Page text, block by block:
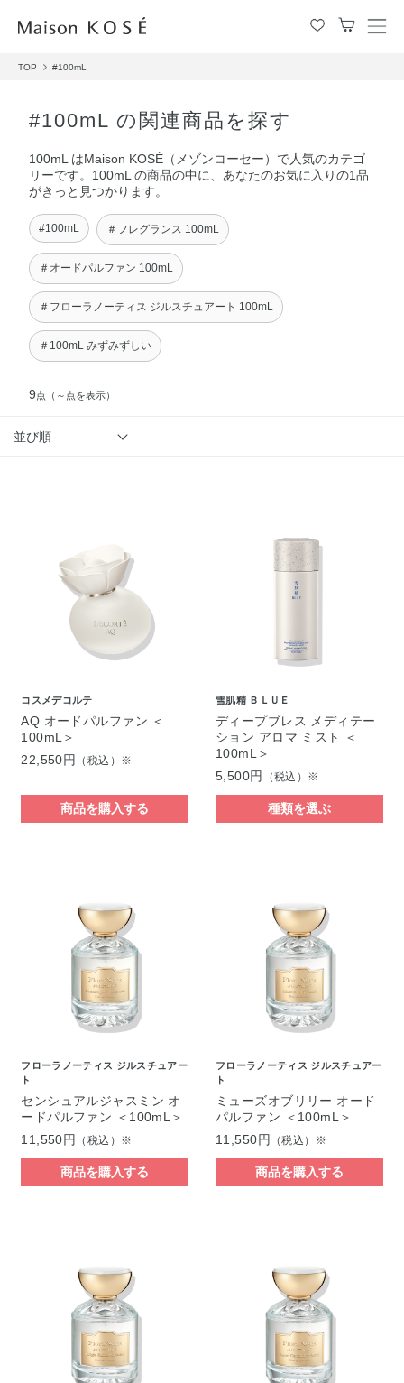
メ
TOP #100mL
#100mL の関連商品を探す
100mL はMaison KOSÉ（メゾンコーセー）で人気のカテゴ
リーです。100mL の商品の中に、あなたのお気に入りの1品
がきっと見つかります。
#100mL ＃フレグランス 100mL
＃オードパルファン 100mL
＃フローラノーティス ジルスチュアート 100mL
＃100mL みずみずしい
9点 （～点を表示）
並び順
コスメデコルテ
AQ オードパルファン ＜
100mL＞
22,550円
（税込）※
商品を購入する
雪肌精 ＢＬＵＥ
ディープブレス メディテー
ション アロマ ミスト ＜
100mL＞
5,500円
（税込）※
種類を選ぶ
フローラノーティス ジルスチュアー
ト
センシュアルジャスミン オ
ードパルファン ＜100mL＞
11,550円
（税込）※
商品を購入する
フローラノーティス ジルスチュアー
ト
ミューズオブリリー オード
パルファン ＜100mL＞
11,550円
（税込）※
商品を購入する